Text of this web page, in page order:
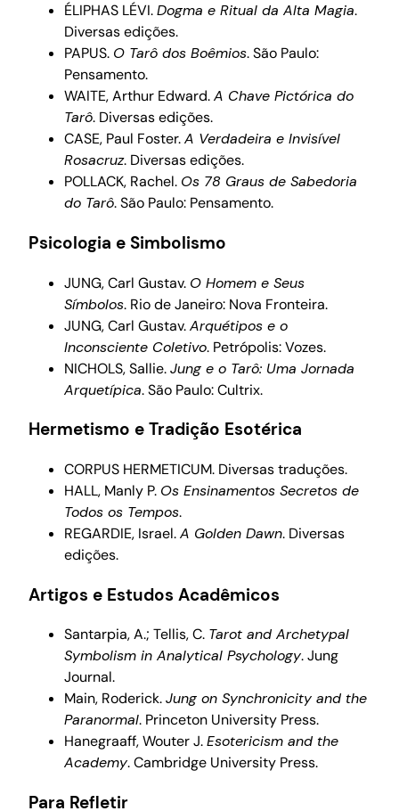
ÉLIPHAS LÉVI.Dogma e Ritual da Alta Magia.
Diversas edições.
PAPUS. O Tarô dos Boêmios. São Paulo:
Pensamento.
WAITE, Arthur Edward.A Chave Pictórica do
Tarô. Diversas edições.
CASE, Paul Foster.A Verdadeira e Invisível
Rosacruz. Diversas edições.
POLLACK, Rachel. Os 78 Graus de Sabedoria
do Tarô. São Paulo: Pensamento.
Psicologia e Simbolismo
JUNG, Carl Gustav. O Homem e Seus
Símbolos. Rio de Janeiro: Nova Fronteira.
JUNG, Carl Gustav.Arquétipos e o
Inconsciente Coletivo. Petrópolis: Vozes.
NICHOLS, Sallie.Jung e o Tarô: Uma Jornada
Arquetípica. São Paulo: Cultrix.
Hermetismo e Tradição Esotérica
CORPUS HERMETICUM. Diversas traduções.
HALL, Manly P. Os Ensinamentos Secretos de
Todos os Tempos.
REGARDIE, Israel.A Golden Dawn. Diversas
edições.
Artigos e Estudos Acadêmicos
Santarpia, A.; Tellis, C. Tarot and Archetypal
Symbolism in Analytical Psychology. Jung
Journal.
Main, Roderick.Jung on Synchronicity and the
Paranormal. Princeton University Press.
Hanegraaff, Wouter J.Esotericism and the
Academy. Cambridge University Press.
Para Refletir